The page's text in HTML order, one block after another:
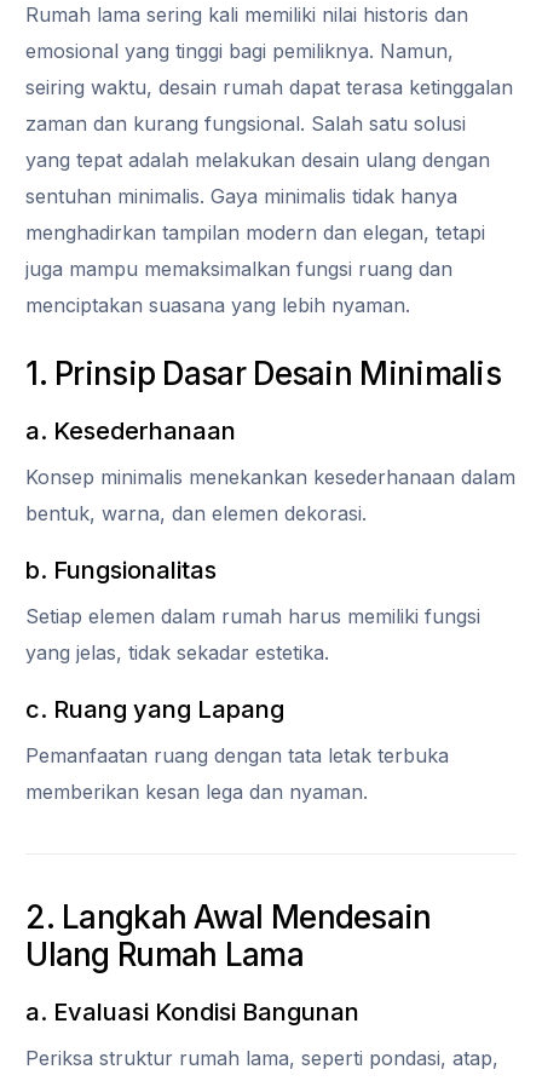
Rumah lama sering kali memiliki nilai historis dan
emosional yang tinggi bagi pemiliknya. Namun,
seiring waktu, desain rumah dapat terasa ketinggalan
zaman dan kurang fungsional. Salah satu solusi
yang tepat adalah melakukan desain ulang dengan
sentuhan minimalis. Gaya minimalis tidak hanya
menghadirkan tampilan modern dan elegan, tetapi
juga mampu memaksimalkan fungsi ruang dan
menciptakan suasana yang lebih nyaman.
1. Prinsip Dasar Desain Minimalis
a. Kesederhanaan
Konsep minimalis menekankan kesederhanaan dalam
bentuk, warna, dan elemen dekorasi.
b. Fungsionalitas
Setiap elemen dalam rumah harus memiliki fungsi
yang jelas, tidak sekadar estetika.
c. Ruang yang Lapang
Pemanfaatan ruang dengan tata letak terbuka
memberikan kesan lega dan nyaman.
2. Langkah Awal Mendesain
Ulang Rumah Lama
a. Evaluasi Kondisi Bangunan
Periksa struktur rumah lama, seperti pondasi, atap,